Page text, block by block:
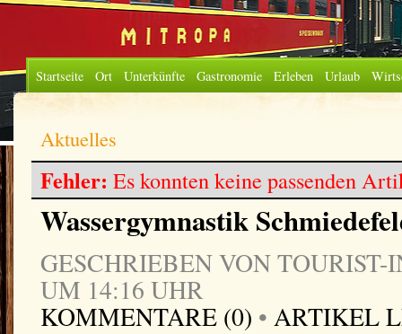
Startseite Ort Unterkünfte Gastronomie Erleben Urlaub
Aktuelles
Fehler: Es konnten keine passenden
Wassergymnastik
GESCHRIEBEN VON TOURIST-
UM 14:16 UHR
KOMMENTARE (0) • ARTIKEL